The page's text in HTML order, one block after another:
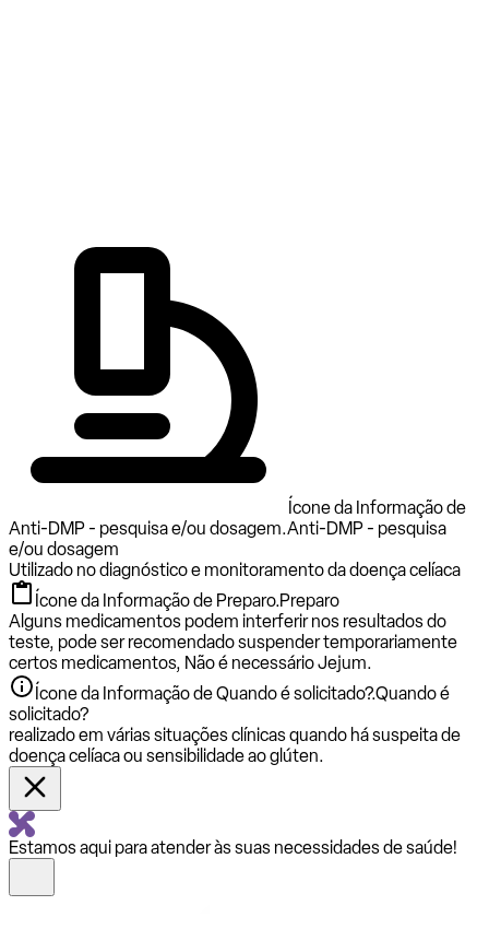
Ícone da Informação de
Anti-DMP - pesquisa e/ou dosagem.Anti-DMP - pesquisa
e/ou dosagem
Utilizado no diagnóstico e monitoramento da doença celíaca
Ícone da Informação de Preparo.Preparo
Alguns medicamentos podem interferir nos resultados do
teste, pode ser recomendado suspender temporariamente
certos medicamentos, Não é necessário Jejum.
Ícone da Informação de Quando é solicitado?.Quando é
solicitado?
realizado em várias situações clínicas quando há suspeita de
doença celíaca ou sensibilidade ao glúten.
Estamos aqui para atender às suas necessidades de saúde!